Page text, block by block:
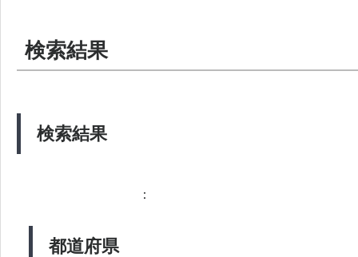
検索結果
検索結果
都道府県
：